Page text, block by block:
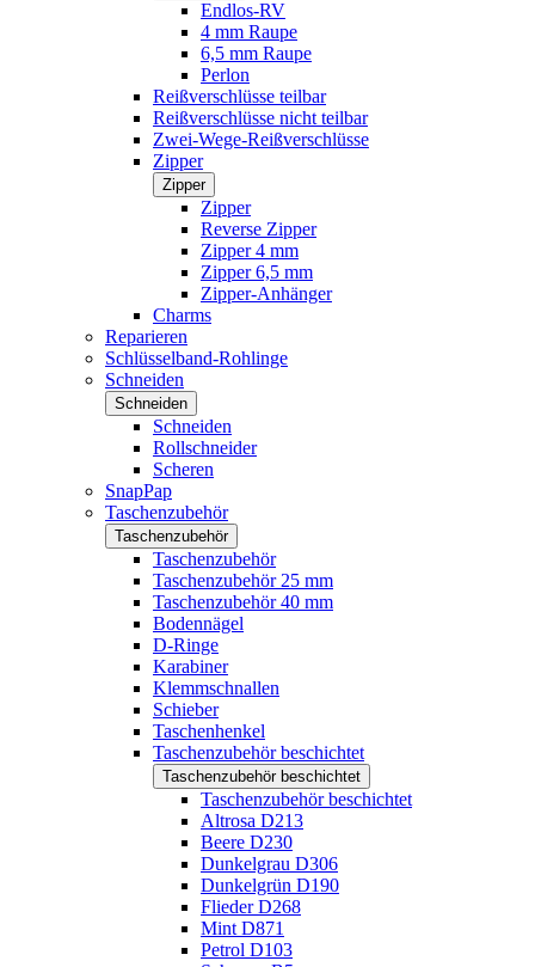
Endlos-RV
4 mm Raupe
6,5 mm Raupe
Perlon
Reißverschlüsse teilbar
Reißverschlüsse nicht teilbar
Zwei-Wege-Reißverschlüsse
Zipper
Zipper
Zipper
Reverse Zipper
Zipper 4 mm
Zipper 6,5 mm
Zipper-Anhänger
Charms
Reparieren
Schlüsselband-Rohlinge
Schneiden
Schneiden
Schneiden
Rollschneider
Scheren
SnapPap
Taschenzubehör
Taschenzubehör
Taschenzubehör
Taschenzubehör 25 mm
Taschenzubehör 40 mm
Bodennägel
D-Ringe
Karabiner
Klemmschnallen
Schieber
Taschenhenkel
Taschenzubehör beschichtet
Taschenzubehör beschichtet
Taschenzubehör beschichtet
Altrosa D213
Beere D230
Dunkelgrau D306
Dunkelgrün D190
Flieder D268
Mint D871
Petrol D103